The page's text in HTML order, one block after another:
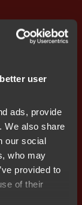
user
ads, provide
We also share
our social
who may
provided to
of their
till en
för
den 13
maj 2008.
att besluta
krävs att